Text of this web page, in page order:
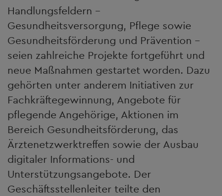
Handlungsfeldern –
Gesundheitsversorgung, Pflege sowie
Gesundheitsförderung und Prävention –
seien zahlreiche Projekte fortgeführt und
neue Maßnahmen gestartet worden. Dazu
gehörten unter anderem Initiativen zur
Fachkräftegewinnung, Angebote für
pflegende Angehörige, Aktionen im
Bereich Gesundheitsförderung, das
Ärztenetzwerktreffen sowie der Ausbau
digitaler Informations- und
Unterstützungsangebote. Der
Geschäftsstellenleiter teilte den